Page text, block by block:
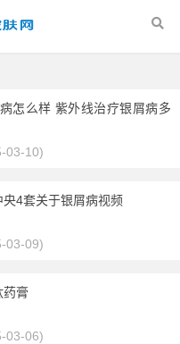
怎么样 紫外线治疗银屑病多
03-10)
4套关于银屑病视频
03-09)
药膏
03-06)